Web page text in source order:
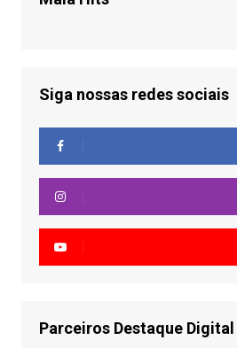
Siga nossas redes sociais
Parceiros Destaque Digital